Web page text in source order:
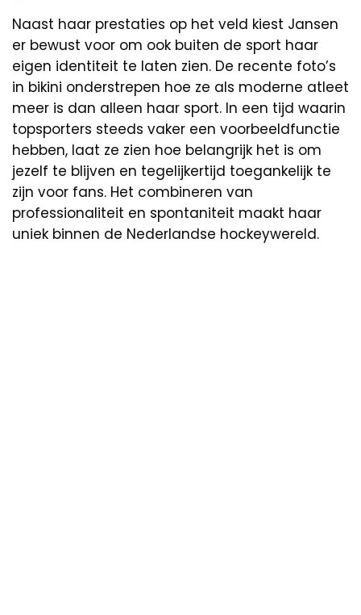
Naast haar prestaties op het veld kiest Jansen
er bewust voor om ook buiten de sport haar
eigen identiteit te laten zien. De recente foto’s
in bikini onderstrepen hoe ze als moderne atleet
meer is dan alleen haar sport. In een tijd waarin
topsporters steeds vaker een voorbeeldfunctie
hebben, laat ze zien hoe belangrijk het is om
jezelf te blijven en tegelijkertijd toegankelijk te
zijn voor fans. Het combineren van
professionaliteit en spontaniteit maakt haar
uniek binnen de Nederlandse hockeywereld.